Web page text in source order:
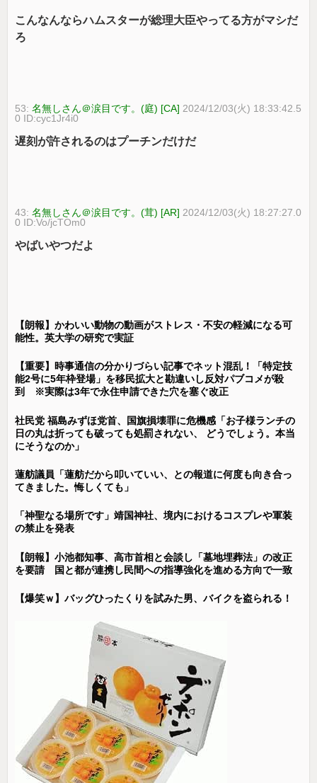
こんなんならハムスターが総理大臣やってる方がマシだ
ろ
53:名無しさん＠涙目です。(庭) [CA] 2024/12/03(火) 18:33:42.5
0 ID:cyc1Jr4i0
遅刻が許されるのはプーチンだけだ
43:名無しさん＠涙目です。(茸) [AR] 2024/12/03(火) 18:27:27.0
0 ID:Vo/jcTOm0
やばいやつだよ
【朗報】かわいい動物の動画がストレス・不安の軽減になる可
能性。英大学の研究で実証
【重要】時事通信の分かりづらい記事でネット混乱！「特定技
能2号に5年枠登場」を移民拡大と勘違いし反対パブコメが殺
到 ※実際は3年で永住申請できた穴を塞ぐ改正
社民党 福島みずほ党首、国旗損壊罪に危機感「お子様ランチの
日の丸は折っても破っても処罰されない、 どうでしょう。本当
にそうなのか」
蓮舫議員「蓮舫だから叩いていい、との報道に何度も向き合っ
てきました。悔しくても」
「神聖なる場所です」靖国神社、境内におけるコスプレや軍装
の禁止を発表
【朗報】小池都知事、高市首相と会談し「墓地埋葬法」の改正
を要請 国と都が連携し民間への指導強化を進める方向で一致
【爆笑ｗ】バッグひったくりを試みた男、バイクを盗られる！